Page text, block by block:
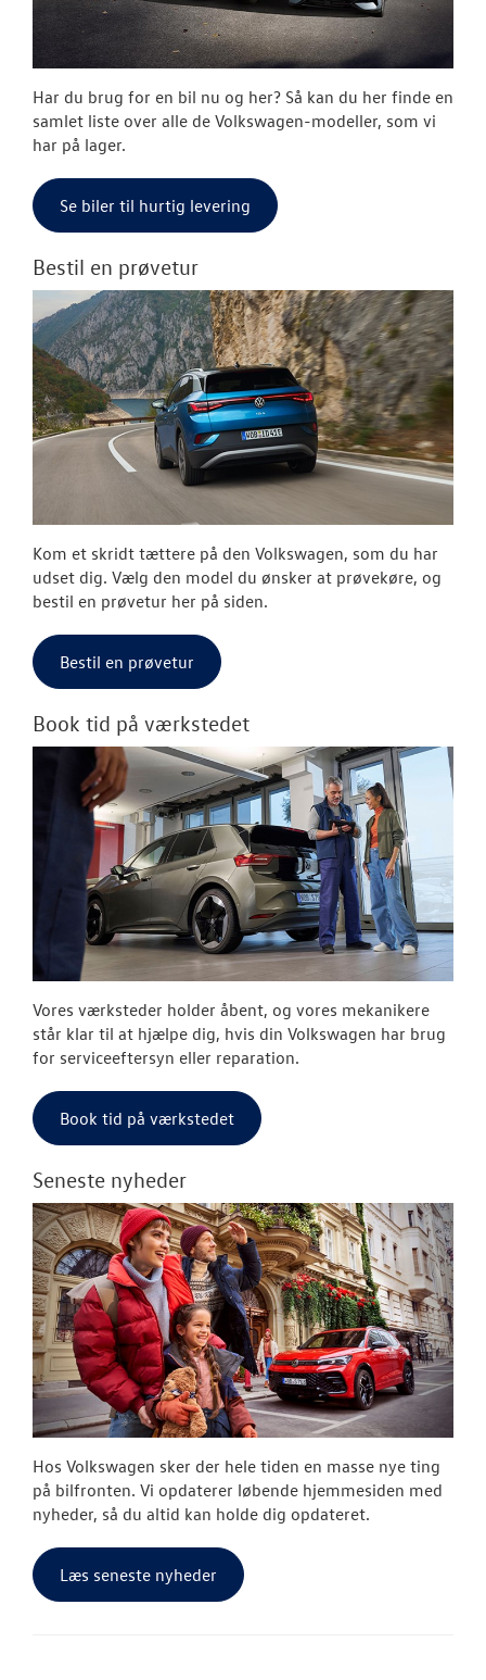
RESERVEDELE
TILBEHØR
OM OS
Har du brug for en bil nu og her? Så kan du her finde en
samlet liste over alle de Volkswagen-modeller, som vi
har på lager.
Se biler til hurtig levering
Bestil en prøvetur
Kom et skridt tættere på den Volkswagen, som du har
udset dig. Vælg den model du ønsker at prøvekøre, og
bestil en prøvetur her på siden.
Bestil en prøvetur
Book tid på værkstedet
Vores værksteder holder åbent, og vores mekanikere
står klar til at hjælpe dig, hvis din Volkswagen har brug
for serviceeftersyn eller reparation.
Book tid på værkstedet
Seneste nyheder
Hos Volkswagen sker der hele tiden en masse nye ting
på bilfronten. Vi opdaterer løbende hjemmesiden med
nyheder, så du altid kan holde dig opdateret.
Læs seneste nyheder